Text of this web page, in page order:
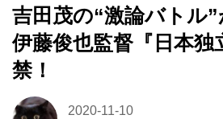
吉田茂の“激論バトル
伊藤俊也監督『日本独
禁！
2020-11-10